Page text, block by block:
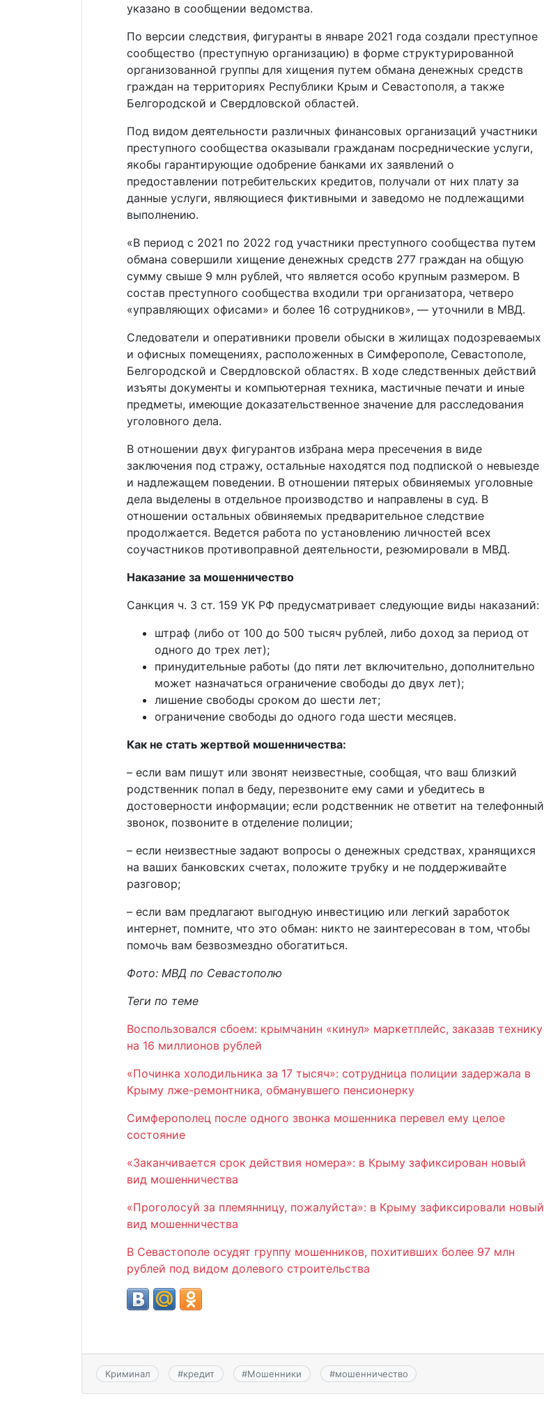
указано в сообщении ведомства.
По версии следствия, фигуранты в январе 2021 года создали преступное
сообщество (преступную организацию) в форме структурированной
организованной группы для хищения путем обмана денежных средств
граждан на территориях Республики Крым и Севастополя, а также
Белгородской и Свердловской областей.
Под видом деятельности различных финансовых организаций участники
преступного сообщества оказывали гражданам посреднические услуги,
якобы гарантирующие одобрение банками их заявлений о
предоставлении потребительских кредитов, получали от них плату за
данные услуги, являющиеся фиктивными и заведомо не подлежащими
выполнению.
«В период c 2021 по 2022 год участники преступного сообщества путем
обмана совершили хищение денежных средств 277 граждан на общую
сумму свыше 9 млн рублей, что является особо крупным размером. В
состав преступного сообщества входили три организатора, четверо
«управляющих офисами» и более 16 сотрудников», — уточнили в МВД.
Следователи и оперативники провели обыски в жилищах подозреваемых
и офисных помещениях, расположенных в Симферополе, Севастополе,
Белгородской и Свердловской областях. В ходе следственных действий
изъяты документы и компьютерная техника, мастичные печати и иные
предметы, имеющие доказательственное значение для расследования
уголовного дела.
В отношении двух фигурантов избрана мера пресечения в виде
заключения под стражу, остальные находятся под подпиской о невыезде
и надлежащем поведении. В отношении пятерых обвиняемых уголовные
дела выделены в отдельное производство и направлены в суд. В
отношении остальных обвиняемых предварительное следствие
продолжается. Ведется работа по установлению личностей всех
соучастников противоправной деятельности, резюмировали в МВД.
Наказание за мошенничество
Санкция ч. 3 ст. 159 УК РФ предусматривает следующие виды наказаний:
штраф (либо от 100 до 500 тысяч рублей, либо доход за период от
одного до трех лет);
принудительные работы (до пяти лет включительно, дополнительно
может назначаться ограничение свободы до двух лет);
лишение свободы сроком до шести лет;
ограничение свободы до одного года шести месяцев.
Как не стать жертвой мошенничества:
– если вам пишут или звонят неизвестные, сообщая, что ваш близкий
родственник попал в беду, перезвоните ему сами и убедитесь в
достоверности информации; если родственник не ответит на телефонный
звонок, позвоните в отделение полиции;
– если неизвестные задают вопросы о денежных средствах, хранящихся
на ваших банковских счетах, положите трубку и не поддерживайте
разговор;
– если вам предлагают выгодную инвестицию или легкий заработок
интернет, помните, что это обман: никто не заинтересован в том, чтобы
помочь вам безвозмездно обогатиться.
Фото: МВД по Севастополю
Теги по теме
Воспользовался сбоем: крымчанин «кинул» маркетплейс, заказав технику
на 16 миллионов рублей
«Починка холодильника за 17 тысяч»: сотрудница полиции задержала в
Крыму лже-ремонтника, обманувшего пенсионерку
Симферополец после одного звонка мошенника перевел ему целое
состояние
«Заканчивается срок действия номера»: в Крыму зафиксирован новый
вид мошенничества
«Проголосуй за племянницу, пожалуйста»: в Крыму зафиксировали новый
вид мошенничества
В Севастополе осудят группу мошенников, похитивших более 97 млн
рублей под видом долевого строительства
Криминал #кредит #Мошенники #мошенничество